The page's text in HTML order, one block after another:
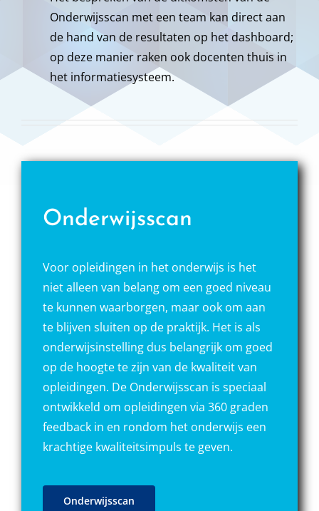
Onderwijsscan met een team kan direct aan
de hand van de resultaten op het dashboard;
op deze manier raken ook docenten thuis in
het informatiesysteem.
Onderwijsscan
Voor opleidingen in het onderwijs is het
niet alleen van belang om een goed niveau
te kunnen waarborgen, maar ook om aan
te blijven sluiten op de praktijk. Het is als
onderwijsinstelling dus belangrijk om goed
op de hoogte te zijn van de kwaliteit van
opleidingen. De Onderwijsscan is speciaal
ontwikkeld om opleidingen via 360 graden
feedback in en rondom het onderwijs een
krachtige kwaliteitsimpuls te geven.
Onderwijsscan